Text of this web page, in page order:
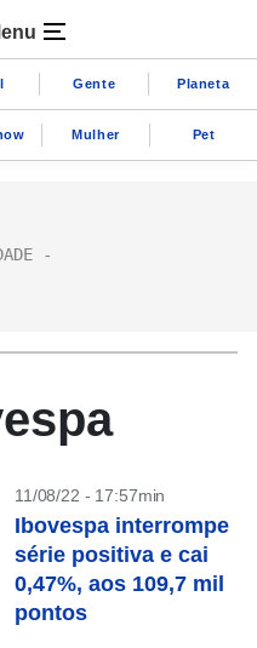
Gente Planeta
Mulher Pet
11/08/22 - 17:57min
Ibovespa interrompe
série positiva e cai
0,47%, aos 109,7 mil
pontos